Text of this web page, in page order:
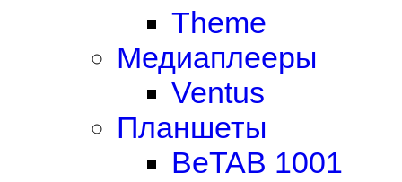
Theme
Медиаплееры
Ventus
Планшеты
BeTAB 1001